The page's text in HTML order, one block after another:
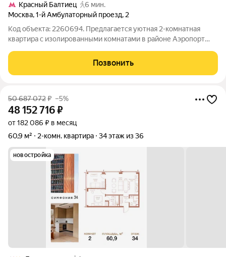
Красный Балтиец
6 мин.
Москва,1-й Амбулаторный проезд, 2
Код объекта: 2260694. Предлагается уютная 2-комнатная
квартира с изолированными комнатами в районе Аэропорт
пространство! Описание квартиры: Уютная квартира с
Позвонить
50 687 072₽ –5%
48 152 716₽
от 182 086 ₽ в месяц
60,9 м²
2-комн. квартира 34 этаж из 36
новостройка